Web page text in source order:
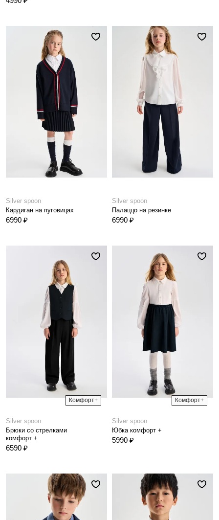
Silver spoon
Кардиган на пуговицах
6990 ₽
Silver spoon
Палаццо на резинке
6990 ₽
Комфорт+
Silver spoon
Брюки со стрелками
комфорт +
6590 ₽
Комфорт+
Silver spoon
Юбка комфорт +
5990 ₽